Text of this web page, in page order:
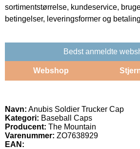
sortimentstørrelse, kundeservice,
betingelser, leveringsformer og
Bedst anmeldte
Webshop
Navn: Anubis Soldier Trucker Cap
Kategori: Baseball Caps
Producent: The Mountain
Varenummer: ZO7638929
EAN: